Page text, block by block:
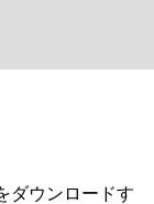
ダウンロードす